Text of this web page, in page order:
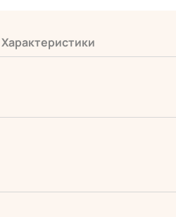
Характеристики